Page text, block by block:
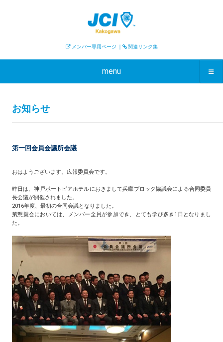
メンバー専用ページ ｜ 関連リンク集
menu
お知らせ
第一回会員会議所会議
おはようございます。広報委員会です。
昨日は、神戸ポートピアホテルにおきまして兵庫ブロック協議会による合同委員
長会議が開催されました。
2016年度、最初の合同会議となりました。
第懇親会においては、メンバー全員が参加でき、とても学び多き1日となりまし
た。